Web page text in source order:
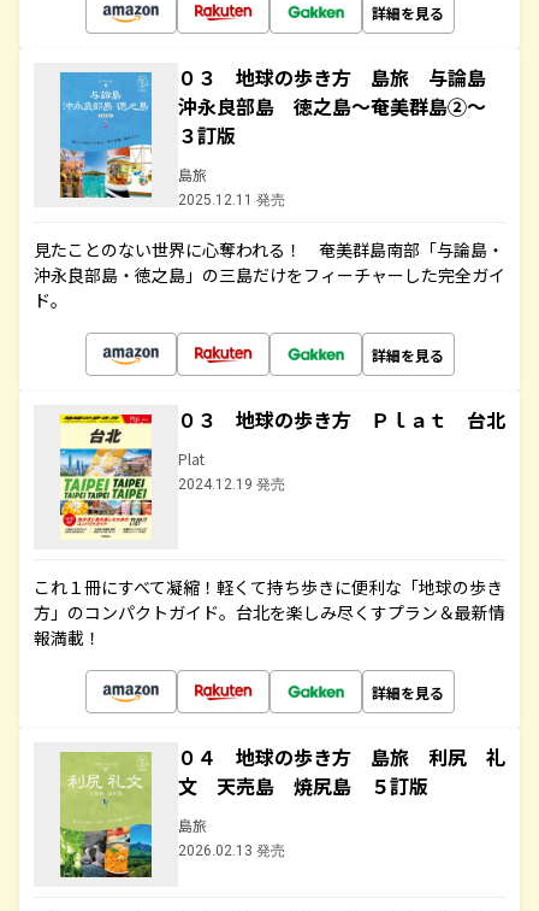
詳細を見る
０３ 地球の歩き方 島旅 与論島
沖永良部島 徳之島～奄美群島②～
３訂版
島旅
2025.12.11 発売
見たことのない世界に心奪われる！ 奄美群島南部「与論島・
沖永良部島・徳之島」の三島だけをフィーチャーした完全ガイ
ド。
詳細を見る
０３ 地球の歩き方 Ｐｌａｔ 台北
Plat
2024.12.19 発売
これ１冊にすべて凝縮！軽くて持ち歩きに便利な「地球の歩き
方」のコンパクトガイド。台北を楽しみ尽くすプラン＆最新情
報満載！
詳細を見る
０４ 地球の歩き方 島旅 利尻 礼
文 天売島 焼尻島 ５訂版
島旅
2026.02.13 発売